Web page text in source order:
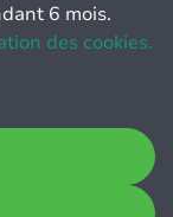
6 mois.
des cookies.